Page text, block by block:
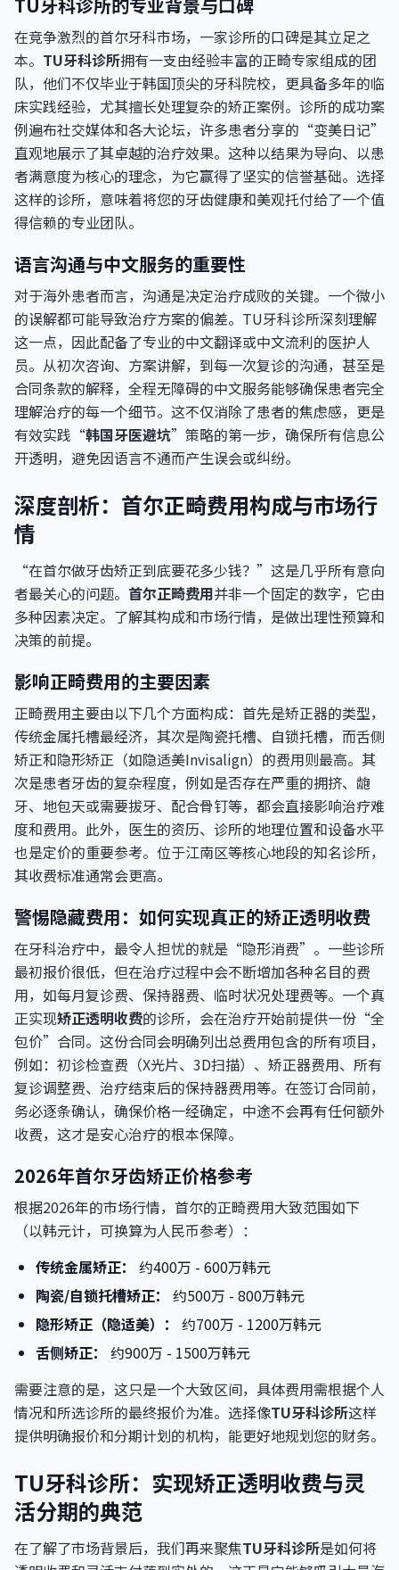
在竞争激烈的首尔牙科市场，一家诊所的口碑是其立足之
本。 TU牙科诊所拥有一支由经验丰富的正畸专家组成的团
队，他们不仅毕业于韩国顶尖的牙科院校，更具备多年的临
床实践经验，尤其擅长处理复杂的矫正案例。诊所的成功案
例遍布社交媒体和各大论坛，许多患者分享的“变美日记”
直观地展示了其卓越的治疗效果。这种以结果为导向、以患
者满意度为核心的理念，为它赢得了坚实的信誉基础。选择
这样的诊所，意味着将您的牙齿健康和美观托付给了一个值
得信赖的专业团队。
语言沟通与中文服务的重要性
对于海外患者而言，沟通是决定治疗成败的关键。一个微小
的误解都可能导致治疗方案的偏差。TU牙科诊所深刻理解
这一点，因此配备了专业的中文翻译或中文流利的医护人
员。从初次咨询、方案讲解，到每一次复诊的沟通，甚至是
合同条款的解释，全程无障碍的中文服务能够确保患者完全
理解治疗的每一个细节。这不仅消除了患者的焦虑感，更是
有效实践“韩国牙医避坑”策略的第一步，确保所有信息公
开透明，避免因语言不通而产生误会或纠纷。
深度剖析：首尔正畸费用构成与市场行
情
“在首尔做牙齿矫正到底要花多少钱？”这是几乎所有意向
者最关心的问题。 首尔正畸费用并非一个固定的数字，它由
多种因素决定。了解其构成和市场行情，是做出理性预算和
决策的前提。
影响正畸费用的主要因素
正畸费用主要由以下几个方面构成：首先是矫正器的类型，
传统金属托槽最经济，其次是陶瓷托槽、自锁托槽，而舌侧
矫正和隐形矫正（如隐适美Invisalign）的费用则最高。其
次是患者牙齿的复杂程度，例如是否存在严重的拥挤、龅
牙、地包天或需要拔牙、配合骨钉等，都会直接影响治疗难
度和费用。此外，医生的资历、诊所的地理位置和设备水平
也是定价的重要参考。位于江南区等核心地段的知名诊所，
其收费标准通常会更高。
警惕隐藏费用：如何实现真正的矫正透明收费
在牙科治疗中，最令人担忧的就是“隐形消费”。一些诊所
最初报价很低，但在治疗过程中会不断增加各种名目的费
用，如每月复诊费、保持器费、临时状况处理费等。一个真
正实现矫正透明收费的诊所，会在治疗开始前提供一份“全
包价”合同。这份合同会明确列出总费用包含的所有项目，
例如：初诊检查费（X光片、3D扫描）、矫正器费用、所有
复诊调整费、治疗结束后的保持器费用等。在签订合同前，
务必逐条确认，确保价格一经确定，中途不会再有任何额外
收费，这才是安心治疗的根本保障。
2026年首尔牙齿矫正价格参考
根据2026年的市场行情，首尔的正畸费用大致范围如下
（以韩元计，可换算为人民币参考）：
传统金属矫正：
约400万 - 600万韩元
陶瓷/自锁托槽矫正：
约500万 - 800万韩元
隐形矫正（隐适美）：
约700万 - 1200万韩元
舌侧矫正：
约900万 - 1500万韩元
需要注意的是，这只是一个大致区间，具体费用需根据个人
情况和所选诊所的最终报价为准。选择像TU牙科诊所这样
提供明确报价和分期计划的机构，能更好地规划您的财务。
TU牙科诊所：实现矫正透明收费与灵
活分期的典范
在了解了市场背景后，我们再来聚焦TU牙科诊所是如何将